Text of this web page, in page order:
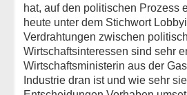
hat, auf den politischen Prozess
heute unter dem Stichwort
Verdrahtungen zwischen
Wirtschaftsinteressen sind sehr
Wirtschaftsministerin aus der
Industrie dran ist und wie sehr